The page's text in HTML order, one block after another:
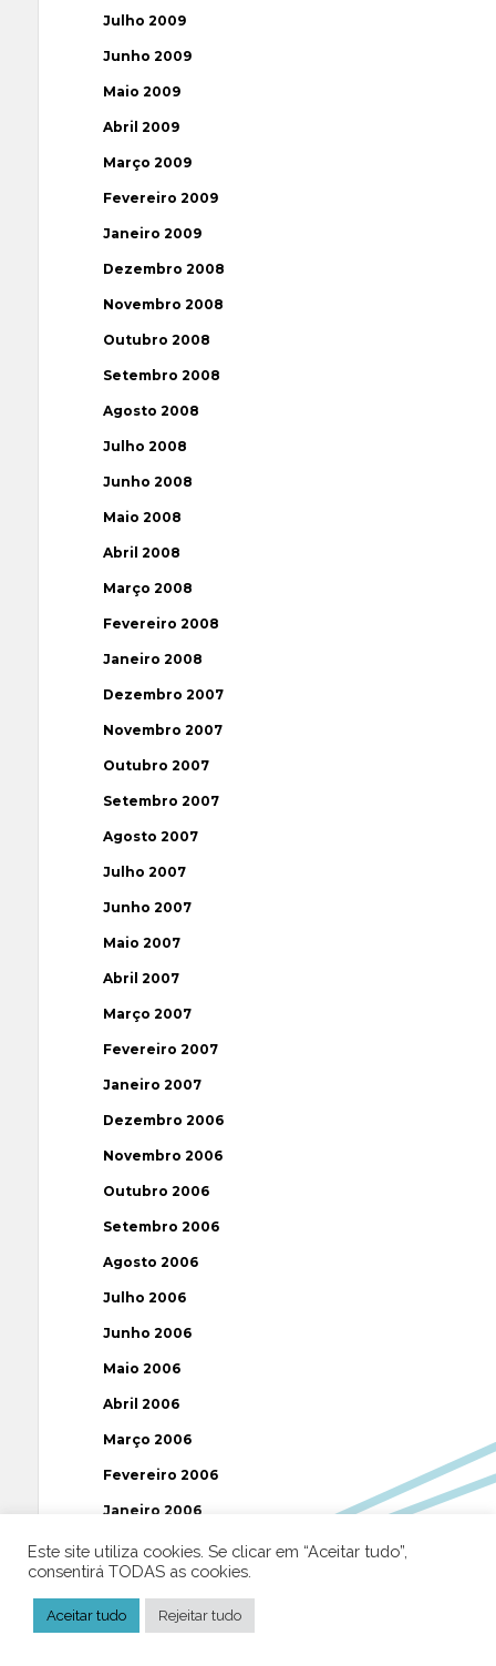
Julho 2009
Junho 2009
Maio 2009
Abril 2009
Março 2009
Fevereiro 2009
Janeiro 2009
Dezembro 2008
Novembro 2008
Outubro 2008
Setembro 2008
Agosto 2008
Julho 2008
Junho 2008
Maio 2008
Abril 2008
Março 2008
Fevereiro 2008
Janeiro 2008
Dezembro 2007
Novembro 2007
Outubro 2007
Setembro 2007
Agosto 2007
Julho 2007
Junho 2007
Maio 2007
Abril 2007
Março 2007
Fevereiro 2007
Janeiro 2007
Dezembro 2006
Novembro 2006
Outubro 2006
Setembro 2006
Agosto 2006
Julho 2006
Junho 2006
Maio 2006
Abril 2006
Março 2006
Fevereiro 2006
Janeiro 2006
Dezembro 2005
Novembro 2005
Outubro 2005
Este site utiliza cookies. Se clicar em “Aceitar tudo”,
consentirá TODAS as cookies.
Aceitar tudo Rejeitar tudo